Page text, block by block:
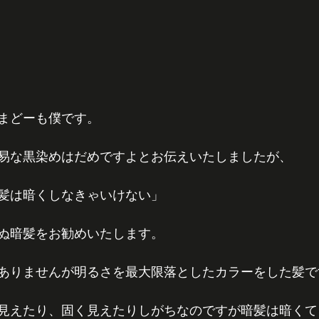
どーも僕です。
な黒染めはだめですよとお伝えいたしましたが、
は暗くしなきゃいけない」
暗髪をお勧めいたします。
りませんが明るさを最大限落としたカラーをした髪で
えたり、固く見えたりしがちなのですが暗髪は暗く